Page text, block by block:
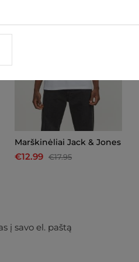
Marškinėliai Jack & Jones
€12.99 €17.95
į savo el. paštą